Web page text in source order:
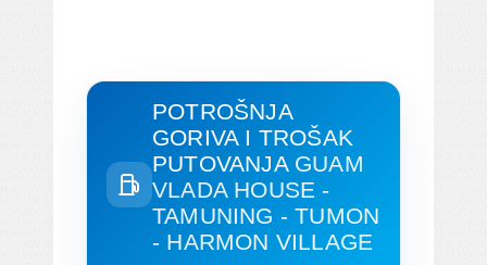
POTROŠNJA
GORIVA I TROŠAK
PUTOVANJA GUAM
VLADA HOUSE -
TAMUNING - TUMON
- HARMON VILLAGE